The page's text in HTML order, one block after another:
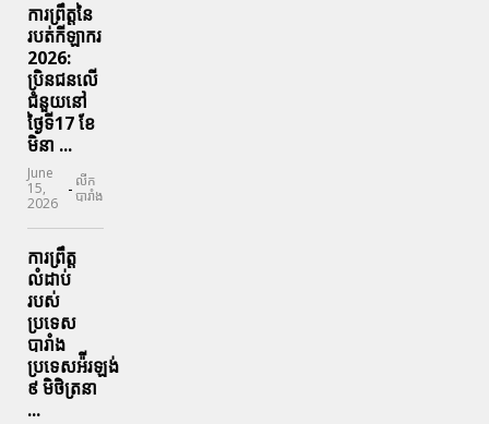
ការព្រឹត្តនៃ
របត់កីឡាករ
2026:
ប្រិនជនលើ
ជំនួយនៅ
ថ្ងៃទី17 ខែ
មិនា ...
June
15,
2026
- លីក
បារាំង
ការព្រឹត្ត
លំដាប់
របស់
ប្រទេស
បារាំង
ប្រទេសអ៉ីរឡង់
៩ មិថិត្រនា
...